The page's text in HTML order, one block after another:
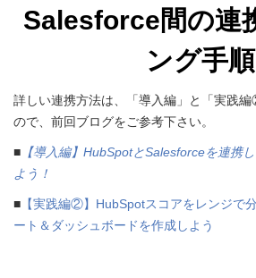
Salesforce間の連
ング手順
詳しい連携方法は、「導入編」と「実践
ので、 前回ブログをご参考下さい。
■ 【導入編】HubSpotとSalesforceを連携
よう！
■ 【実践編②】HubSpotスコアをレンジで
ート＆ダッシュボードを作成しよう